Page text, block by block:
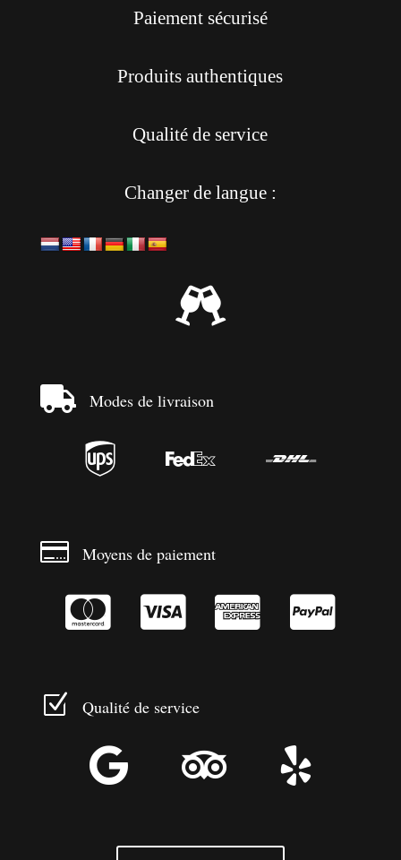
Paiement sécurisé
Produits authentiques
Qualité de service
Changer de langue :

 Modes de livraison
  
 Moyens de paiement
   
Z Qualité de service
  